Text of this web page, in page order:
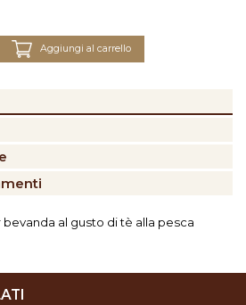
Aggiungi al carrello
al gusto di tè alla pesca